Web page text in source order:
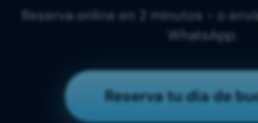
Reserva online en 2 minutos - o
WhatsApp.
Reserva tu día de